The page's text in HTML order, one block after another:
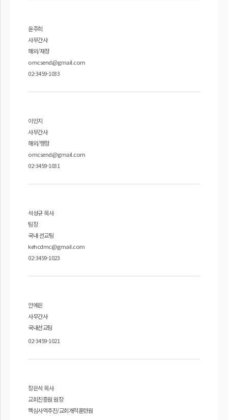
윤주희
사무간사
해외/재정
omcsend@gmail.com
02-3459-1033
이민지
사무간사
해외/행정
omcsend@gmail.com
02-3459-1031
석성규 목사
팀장
국내 선교팀
kehcdmc@gmail.com
02-3459-1023
안예은
사무간사
국내선교팀
02-3459-1021
장은석 목사
교회진흥원 원장
핵심사역추진/교회개척훈련원